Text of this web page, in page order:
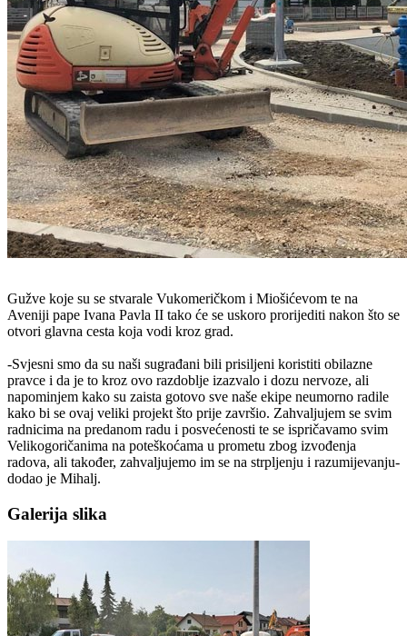
Gužve koje su se stvarale Vukomeričkom i Miošićevom te na
Aveniji pape Ivana Pavla II tako će se uskoro prorijediti nakon što se
otvori glavna cesta koja vodi kroz grad.
-Svjesni smo da su naši sugrađani bili prisiljeni koristiti obilazne
pravce i da je to kroz ovo razdoblje izazvalo i dozu nervoze, ali
napominjem kako su zaista gotovo sve naše ekipe neumorno radile
kako bi se ovaj veliki projekt što prije završio. Zahvaljujem se svim
radnicima na predanom radu i posvećenosti te se ispričavamo svim
Velikogoričanima na poteškoćama u prometu zbog izvođenja
radova, ali također, zahvaljujemo im se na strpljenju i razumijevanju-
dodao je Mihalj.
Galerija slika